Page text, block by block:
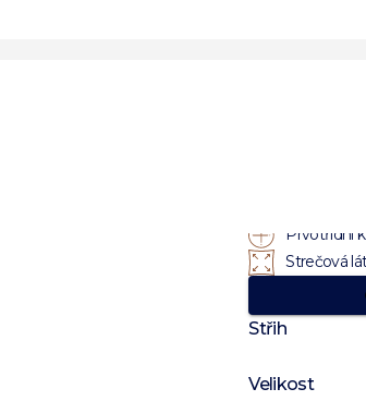
Prvotřídní
Strečová
Střih
Velikost